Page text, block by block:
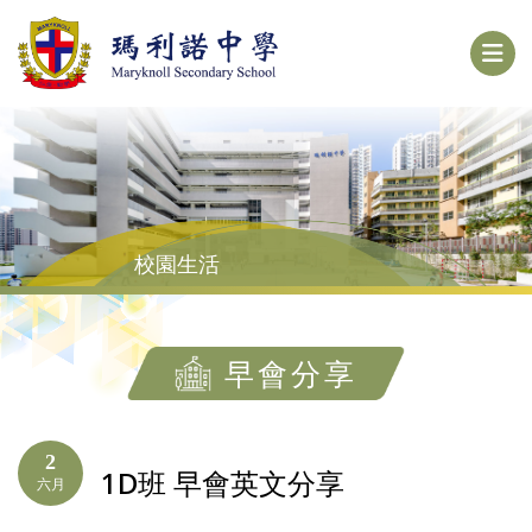
校園生活
早會分享
2
六月 1D班 早會英文分享